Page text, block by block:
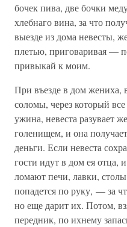
бочек пива, две бочки
хлебнаго вина, за что
выезде из дома невесты,
плетью, приговаривая —
привыкай к моим.
При въезде в дом жениха,
соломы, через который
ужина, невеста разувает
голенищем, и она
деньги. Если невеста
гости идут в дом ея отца,
ломают печи, лавки,
попадется по руку, — за
но еще дарит их. Потом,
передник, по ихнему